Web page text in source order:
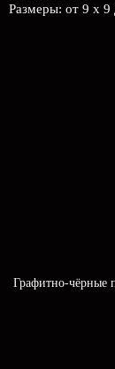
Размеры: от 9 х 9
Графитно-чёрные